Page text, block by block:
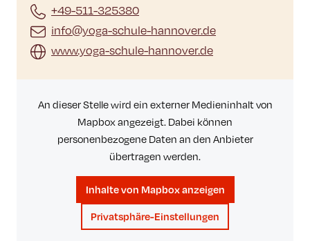
+49-511-325380
info@yoga-schule-hannover.de
www.yoga-schule-hannover.de
An dieser Stelle wird ein externer Medieninhalt von
Mapbox angezeigt. Dabei können
personenbezogene Daten an den Anbieter
übertragen werden.
Inhalte von Mapbox anzeigen
Privatsphäre-Einstellungen